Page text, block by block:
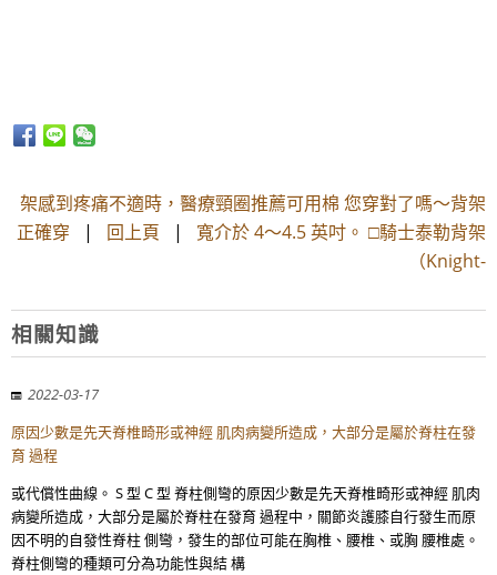
架感到疼痛不適時，醫療頸圈推薦可用棉 您穿對了嗎～背架
正確穿 | 回上頁 | 寬介於 4～4.5 英吋。 □騎士泰勒背架
（Knight-
相關知識
2022-03-17
原因少數是先天脊椎畸形或神經 肌肉病變所造成，大部分是屬於脊柱在發
育 過程
或代償性曲線。 S 型 C 型 脊柱側彎的原因少數是先天脊椎畸形或神經 肌肉
病變所造成，大部分是屬於脊柱在發育 過程中，關節炎護膝自行發生而原
因不明的自發性脊柱 側彎，發生的部位可能在胸椎、腰椎、或胸 腰椎處。
脊柱側彎的種類可分為功能性與結 構